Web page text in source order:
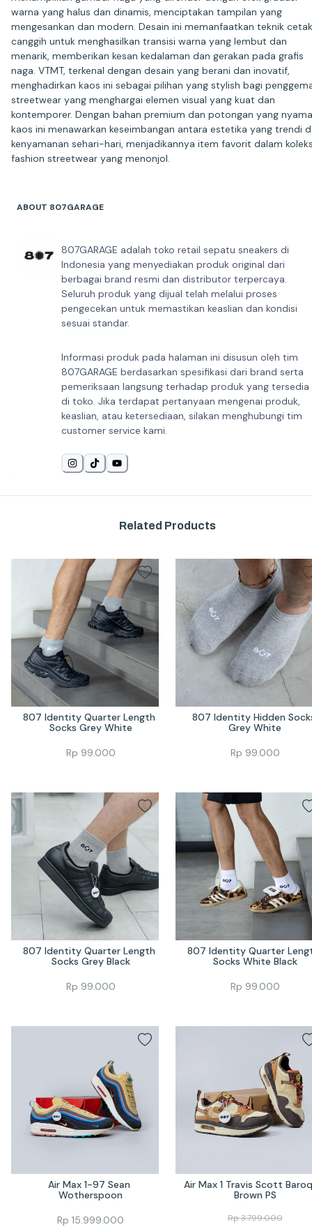
warna yang halus dan dinamis, menciptakan tampilan yang
mengesankan dan modern. Desain ini memanfaatkan teknik cetak
canggih untuk menghasilkan transisi warna yang lembut dan
menarik, memberikan kesan kedalaman dan gerakan pada grafis
naga. VTMT, terkenal dengan desain yang berani dan inovatif,
menghadirkan kaos ini sebagai pilihan yang stylish bagi
streetwear yang menghargai elemen visual yang kuat dan
kontemporer. Dengan bahan premium dan potongan yang
kaos ini menawarkan keseimbangan antara estetika yang trendi
kenyamanan sehari-hari, menjadikannya item favorit dalam
fashion streetwear yang menonjol.
ABOUT 807GARAGE
807GARAGE adalah toko retail sepatu sneakers di
Indonesia yang menyediakan produk original dari
berbagai brand resmi dan distributor terpercaya.
Seluruh produk yang dijual telah melalui proses
pengecekan untuk memastikan keaslian dan kondisi
sesuai standar.
Informasi produk pada halaman ini disusun oleh tim
807GARAGE berdasarkan spesifikasi dari brand serta
pemeriksaan langsung terhadap produk yang tersedia
di toko. Jika terdapat pertanyaan mengenai produk,
keaslian, atau ketersediaan, silakan menghubungi tim
customer service kami.
Related Products
807 Identity Quarter Length
Socks Grey White
Rp 99.000
807 Identity Hidden
Grey White
Rp 99.000
807 Identity Quarter Length
Socks Grey Black
Rp 99.000
807 Identity Quarter
Socks White Black
Rp 99.000
Air Max 1-97 Sean
Wotherspoon
Rp 15.999.000
Air Max 1 Travis Scott
Brown PS
Rp3.799.000